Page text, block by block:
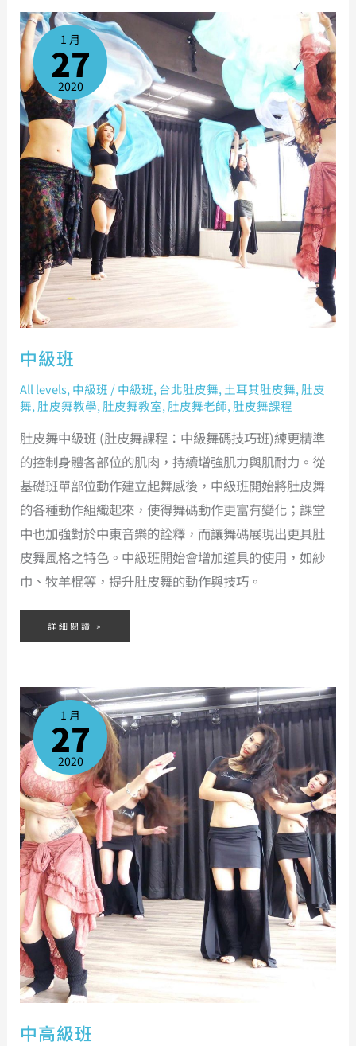
1 月
27
2020
中級班
All levels, 中級班 /中級班, 台北肚皮舞, 土耳其肚皮舞, 肚皮
舞, 肚皮舞教學, 肚皮舞教室, 肚皮舞老師, 肚皮舞課程
肚皮舞中級班 (肚皮舞課程：中級舞碼技巧班)練更精準
的控制身體各部位的肌肉，持續增強肌力與肌耐力。從
基礎班單部位動作建立起舞感後，中級班開始將肚皮舞
的各種動作組織起來，使得舞碼動作更富有變化；課堂
中也加強對於中東音樂的詮釋，而讓舞碼展現出更具肚
皮舞風格之特色。中級班開始會增加道具的使用，如紗
巾、牧羊棍等，提升肚皮舞的動作與技巧。
中
級
班
詳細閱讀 »
1 月
27
2020
中高級班
中
高
級